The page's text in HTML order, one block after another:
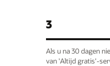
3
Als u na 30 dagen
van 'Altijd gratis'-